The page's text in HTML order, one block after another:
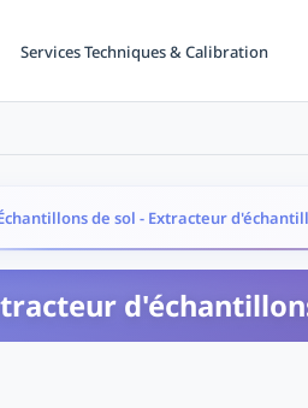
Services Techniques & Calibration
de sol - Extracteur